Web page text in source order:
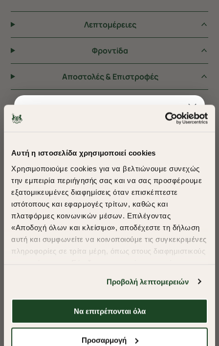
Αυτή η ιστοσελίδα χρησιμοποιεί cookies
Χρησιμοποιούμε cookies για να βελτιώνουμε συνεχώς
την εμπειρία περιήγησής σας και να σας προσφέρουμε
εξατομικευμένες διαφημίσεις όταν επισκέπτεστε
ιστότοπους και εφαρμογές τρίτων, καθώς και
πλατφόρμες κοινωνικών μέσων. Επιλέγοντας
«Αποδοχή όλων και κλείσιμο», αποδέχεστε τη δήλωση
αυτή και συμφωνείτε να κοινοποιούμε τις συγκεκριμένες
πληροφορίες σε τρίτα μέρη, όπως στους διαφημιστικούς
απαιτούμενα cookies» και θα περιοριστούμε
στα cookies και τις τεχνολογίες που είναι απολύτως
απαραίτητα για την ασφαλή απόδοση και
λειτουργικότητα της ιστοσελίδας μας. Ωστόσο, λάβετε
Προβολή λεπτομερειών
Να επιτρέπονται όλα
Προσαρμογή
Λεπτομέρειες
Φροντiδα
Αποστολές & Επιστροφές
ΠΡΟΤΕΙΝΟΥΜΕ ΓΙΑ ΕΣΑΣ
​
A Season of Style
SUMMER SALE
Shop Now